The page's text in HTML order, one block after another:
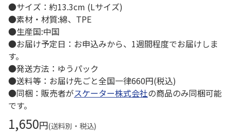
●サイズ：約13.3cm (Lサイズ)
●素材・材質:綿、TPE
●生産国:中国
●お届け予定日：お申込みから、1週間程度でお届けしま
す。
●発送方法：ゆうパック
●送料等：お届け先ごと全国一律660円(税込)
●同梱：販売者がスケーター株式会社の商品のみ同梱可能
です。
1,650円(送料別・税込)